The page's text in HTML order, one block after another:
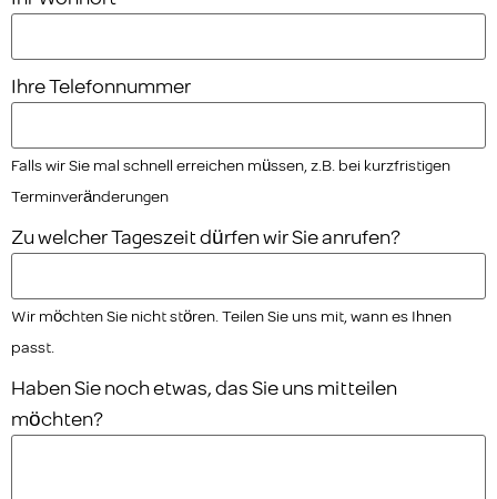
Ihre Telefonnummer
Falls wir Sie mal schnell erreichen müssen, z.B. bei kurzfristigen
Terminveränderungen
Zu welcher Tageszeit dürfen wir Sie anrufen?
Wir möchten Sie nicht stören. Teilen Sie uns mit, wann es Ihnen
passt.
Haben Sie noch etwas, das Sie uns mitteilen
möchten?